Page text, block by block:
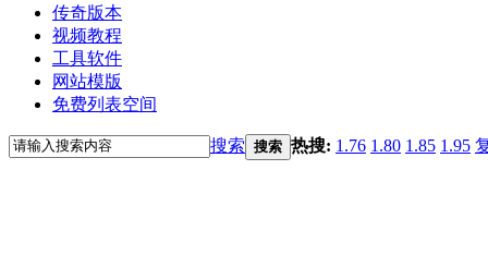
传奇版本
视频教程
工具软件
网站模版
免费列表空间
搜索 搜索 热搜: 1.76 1.80 1.85 1.95